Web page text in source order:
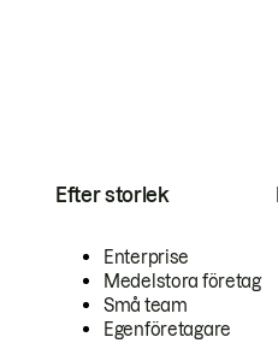
Efter storlek
Enterprise
Medelstora företag
Små team
Egenföretagare